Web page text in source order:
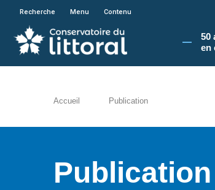
En poursuivant votre
Recherche Menu Contenu
50
en
Accueil Publication
Publication